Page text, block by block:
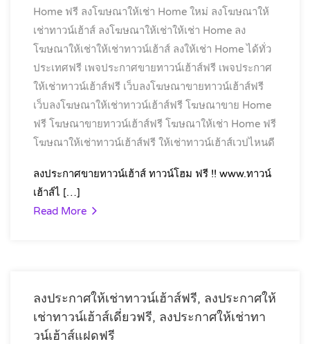
Home ฟรี ลงโฆษณาให้เช่า Home ใหม่ ลงโฆษณาให้
เช่าทาวน์เฮ้าส์ ลงโฆษณาให้เช่าให้เช่า Home ลง
โฆษณาให้เช่าให้เช่าทาวน์เฮ้าส์ ลงให้เช่า Home ได้ทั่ว
ประเทศฟรี เพจประกาศขายทาวน์เฮ้าส์ฟรี เพจประกาศ
ให้เช่าทาวน์เฮ้าส์ฟรี เว็บลงโฆษณาขายทาวน์เฮ้าส์ฟรี
เว็บลงโฆษณาให้เช่าทาวน์เฮ้าส์ฟรี โฆษณาขาย Home
ฟรี โฆษณาขายทาวน์เฮ้าส์ฟรี โฆษณาให้เช่า Home ฟรี
โฆษณาให้เช่าทาวน์เฮ้าส์ฟรี ให้เช่าทาวน์เฮ้าส์เวปไหนดี
ลงประกาศขายทาวน์เฮ้าส์ ทาวน์โฮม ฟรี !! www.ทาวน์
เฮ้าส์ไ […]
Read More
ลงประกาศให้เช่าทาวน์เฮ้าส์ฟรี, ลงประกาศให้
เช่าทาวน์เฮ้าส์เดี่ยวฟรี, ลงประกาศให้เช่าทา
วน์เฮ้าส์แฝดฟรี